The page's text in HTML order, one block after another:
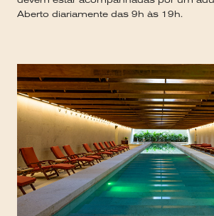
Aberto diariamente das 9h às 19h.